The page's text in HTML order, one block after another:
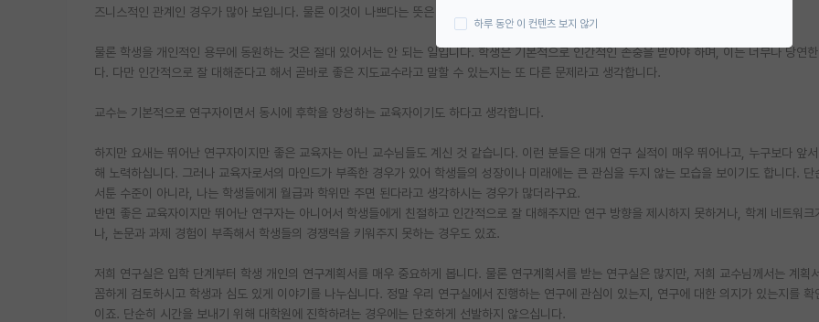
즈니스적인 관계인 경우가 많아 보입니다. 물론 이것이 나쁘다는 뜻은 아니고, 단지 시대적 변화의 흐름이 그렇다는 의미입니다.
물론 학생을 개인적인 용무에 동원하는 것은 절대 있어서는 안 되는 일입니다. 학생은 기본적으로 인간적인 존중을 받아야 하며, 이는 너무나 당연한
다. 다만 인간적으로 잘 대해준다고 해서 곧바로 좋은 지도교수라고 말할 수 있는지는 또 다른 문제라고 생각합니다.
교수는 기본적으로 연구자이면서 동시에 후학을 양성하는 교육자이기도 하다고 생각합니다.
하지만 요새는 뛰어난 연구자이지만 좋은 교육자는 아닌 교수님들도 계신 것 같습니다. 이런 분들은 대개 연구 실적이 매우 뛰어나고, 누구보다 앞서
해 노력하십니다. 그러나 교육자로서의 마인드가 부족한 경우가 있어 학생들의 성장이나 미래에는 큰 관심을 두지 않는 모습을 보이기도 합니다. 단
서툰 수준이 아니라, 나는 학생들에게 월급과 학위만 주면 된다라고 생각하시는 경우가 많더라구요.
반면 좋은 교육자이지만 뛰어난 연구자는 아니어서 학생들에게 친절하고 인간적으로 잘 대해주지만 연구 방향을 제시하지 못하거나, 학계 네트워크
나, 논문과 과제 경험이 부족해서 학생들의 경쟁력을 키워주지 못하는 경우도 있죠.
저희 연구실은 입학 단계부터 학생 개인의 연구계획서를 매우 중요하게 봅니다. 물론 연구계획서를 받는 연구실은 많지만, 저희 교수님께서는 계획
꼼하게 검토하시고 학생과 심도 있게 이야기를 나누십니다. 정말 우리 연구실에서 진행하는 연구에 관심이 있는지, 연구에 대한 의지가 있는지를 확
이죠. 단순히 시간을 보내기 위해 대학원에 진학하려는 경우에는 단호하게 선발하지 않으십니다.
하루 동안 이 컨텐츠 보지 않기